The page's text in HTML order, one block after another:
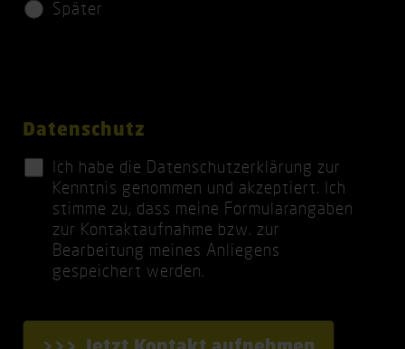
c
e
l
Später
Datenschutz
Ich habe die Datenschutzerklärung zur
Kenntnis genommen und akzeptiert. Ich
stimme zu, dass meine Formularangaben
zur Kontaktaufnahme bzw. zur
Bearbeitung meines Anliegens
gespeichert werden.